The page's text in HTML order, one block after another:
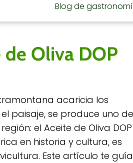
Blog de
Oliva DOP
acaricia los
paisaje, se produce uno de
el Aceite de Oliva DOP
en historia y cultura, es
Este artículo te guía